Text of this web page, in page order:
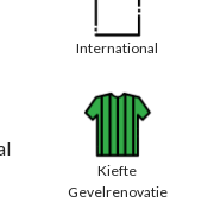
International
Kiefte
Gevelrenovatie